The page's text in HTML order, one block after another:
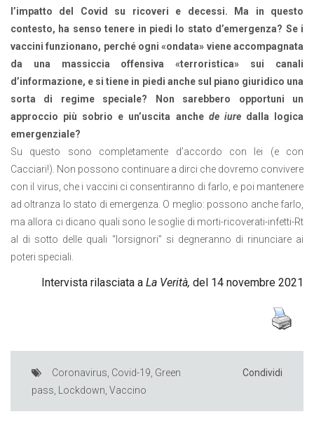
l’impatto del Covid su ricoveri e decessi. Ma in questo
contesto, ha senso tenere in piedi lo stato d’emergenza? Se i
vaccini funzionano, perché ogni «ondata» viene accompagnata
da una massiccia offensiva «terroristica» sui canali
d’informazione, e si tiene in piedi anche sul piano giuridico una
sorta di regime speciale? Non sarebbero opportuni un
approccio più sobrio e un’uscita anche de iuredalla logica
emergenziale?
Su questo sono completamente d’accordo con lei (e con
Cacciari!). Non possono continuare a dirci che dovremo convivere
con il virus, che i vaccini ci consentiranno di farlo, e poi mantenere
ad oltranza lo stato di emergenza. O meglio: possono anche farlo,
ma allora ci dicano quali sono le soglie di morti-ricoverati-infetti-Rt
al di sotto delle quali “lorsignori” si degneranno di rinunciare ai
poteri speciali.
Intervista rilasciata a La Verità, del 14 novembre 2021
Coronavirus Covid-19 Green
pass
Lockdown Vaccino
Condividi